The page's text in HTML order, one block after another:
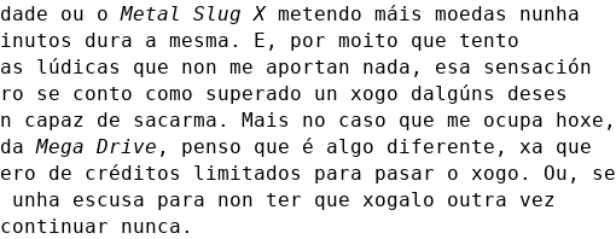
ou oMetal Slug Xmetendo máis moedas nunha
dura a mesma. E, por moito que tento
lúdicas que non me aportan nada, esa sensación
se conto como superado un xogo dalgúns deses
capaz de sacarma. Mais no caso que me ocupa hoxe,
daMega Drive , penso que é algo diferente, xa que
de créditos limitados para pasar o xogo. Ou, se
escusa para non ter que xogalo outra vez
nunca.